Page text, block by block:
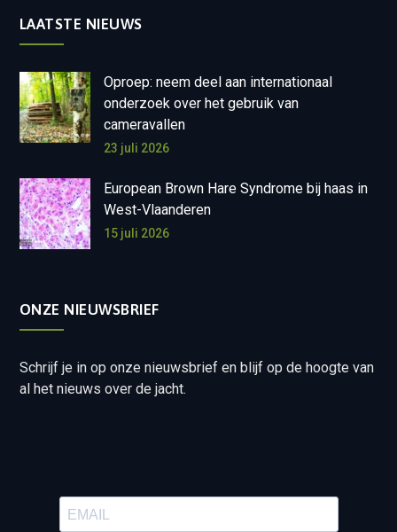
LAATSTE NIEUWS
Oproep: neem deel aan internationaal
onderzoek over het gebruik van
cameravallen
23 juli 2026
European Brown Hare Syndrome bij haas in
West-Vlaanderen
15 juli 2026
ONZE NIEUWSBRIEF
Schrijf je in op onze nieuwsbrief en blijf op de hoogte van
al het nieuws over de jacht.